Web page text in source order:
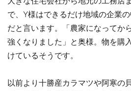
で、Y様はできるだけ地域の企業
だと言います。「農家になってか
強くなりました」と奥様。物を購
けているそうです。
以前より十勝産カラマツや阿寒の